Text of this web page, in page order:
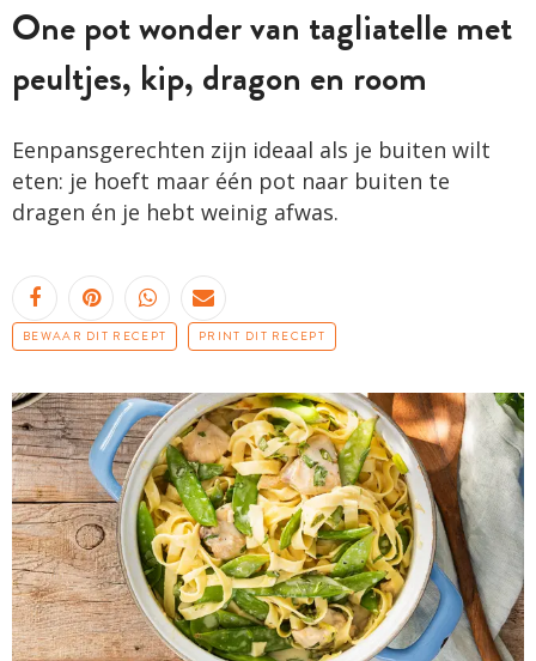
One pot wonder van tagliatelle met
peultjes, kip, dragon en room
Eenpansgerechten zijn ideaal als je buiten wilt
eten: je hoeft maar één pot naar buiten te
dragen én je hebt weinig afwas.
BEWAAR DIT RECEPT PRINT DIT RECEPT